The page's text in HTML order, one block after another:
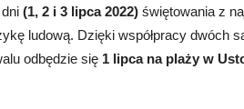
(1, 2 i 3 lipca 2022) świętowania z
ludową. Dzięki współpracy dwóch
odbędzie się 1 lipca na plaży w